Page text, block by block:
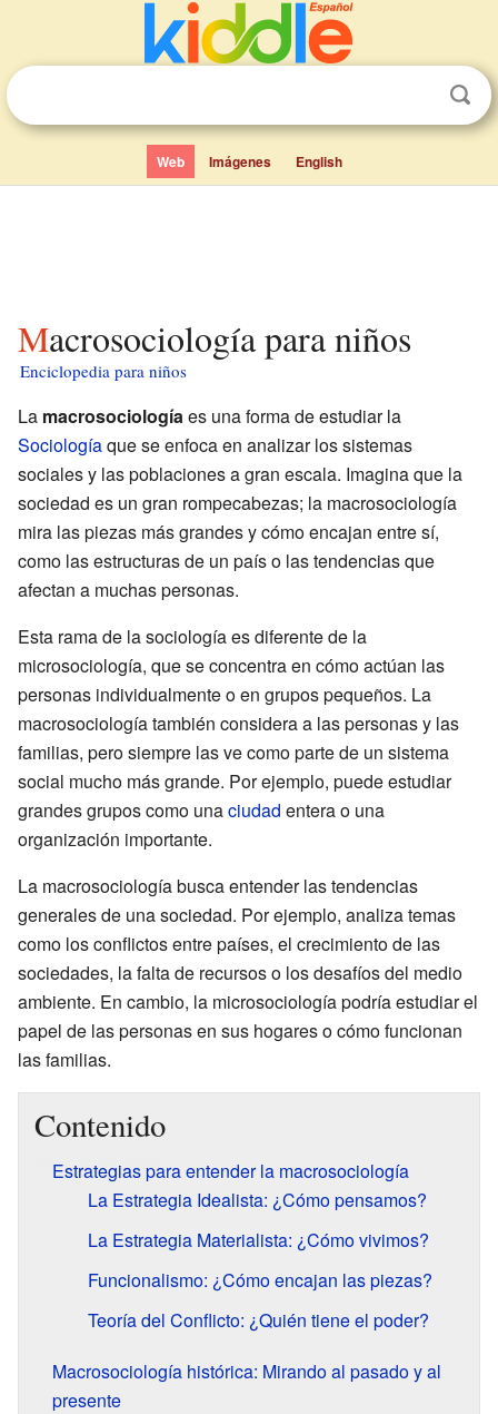
Web Imágenes English
Macrosociología para niños
Enciclopedia para niños
La macrosociologíaes una forma de estudiar la
Sociologíaque se enfoca en analizar los sistemas
sociales y las poblaciones a gran escala. Imagina que la
sociedad es un gran rompecabezas; la macrosociología
mira las piezas más grandes y cómo encajan entre sí,
como las estructuras de un país o las tendencias que
afectan a muchas personas.
Esta rama de la sociología es diferente de la
microsociología, que se concentra en cómo actúan las
personas individualmente o en grupos pequeños. La
macrosociología también considera a las personas y las
familias, pero siempre las ve como parte de un sistema
social mucho más grande. Por ejemplo, puede estudiar
grandes grupos como unaciudad entera o una
organización importante.
La macrosociología busca entender las tendencias
generales de una sociedad. Por ejemplo, analiza temas
como los conflictos entre países, el crecimiento de las
sociedades, la falta de recursos o los desafíos del medio
ambiente. En cambio, la microsociología podría estudiar el
papel de las personas en sus hogares o cómo funcionan
las familias.
Contenido
Estrategias para entender la macrosociología
La Estrategia Idealista: ¿Cómo pensamos?
La Estrategia Materialista: ¿Cómo vivimos?
Funcionalismo: ¿Cómo encajan las piezas?
Teoría del Conflicto: ¿Quién tiene el poder?
Macrosociología histórica: Mirando al pasado y al
presente